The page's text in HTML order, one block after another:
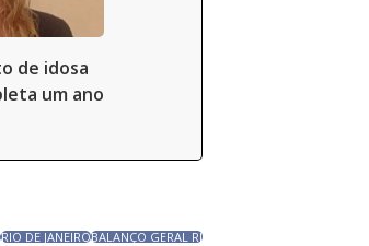
de idosa
um ano
RIO DE JANEIROBALANÇO GERAL RJ